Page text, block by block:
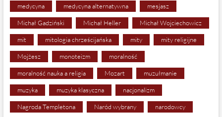
medycyna medycyna alternatywna mesjasz
Michał Gadziński Michał Heller Michał Wojciechowicz
mit mitologia chrześcijańska mity mity religijne
Mojżesz monoteizm moralność
moralność nauka a religia Mozart muzułmanie
muzyka muzyka klasyczna nacjonalizm
Nagroda Templetona Naród wybrany narodowcy